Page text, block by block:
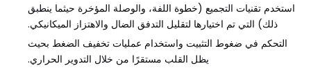
استخدم تقنيات التجميع (خطوة اللفة، والوصلة المؤخرة حيثما ينطبق
ذلك) التي تم اختيارها لتقليل التدفق الضال والاهتزاز الميكانيكي.
التحكم في ضغوط التثبيت واستخدام عمليات تخفيف الضغط بحيث
يظل القلب مستقرًا من خلال التدوير الحراري.